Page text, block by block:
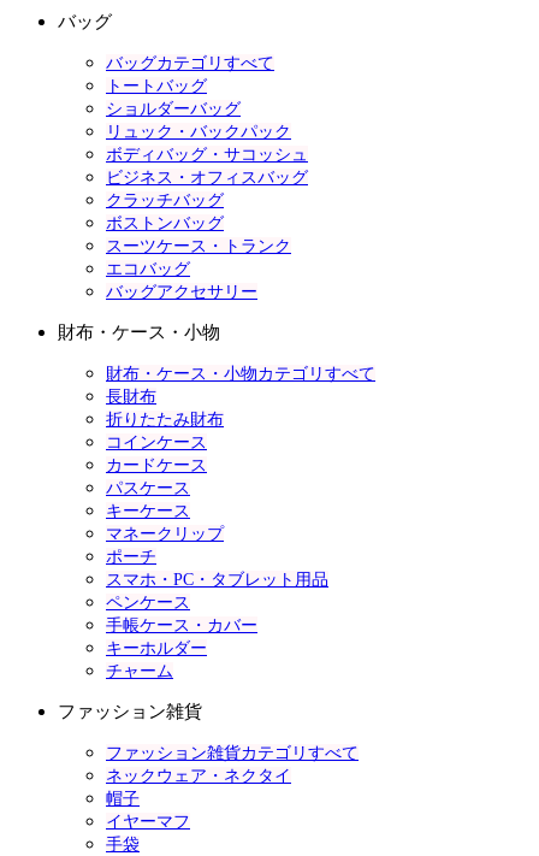
バッグ
バッグカテゴリすべて
トートバッグ
ショルダーバッグ
リュック・バックパック
ボディバッグ・サコッシュ
ビジネス・オフィスバッグ
クラッチバッグ
ボストンバッグ
スーツケース・トランク
エコバッグ
バッグアクセサリー
財布・ケース・小物
財布・ケース・小物カテゴリすべて
長財布
折りたたみ財布
コインケース
カードケース
パスケース
キーケース
マネークリップ
ポーチ
スマホ・PC・タブレット用品
ペンケース
手帳ケース・カバー
キーホルダー
チャーム
ファッション雑貨
ファッション雑貨カテゴリすべて
ネックウェア・ネクタイ
帽子
イヤーマフ
手袋